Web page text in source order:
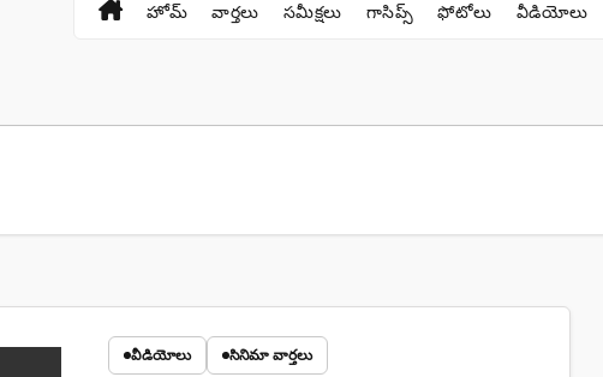
హోమ్ వార్తలు సమీక్షలు గాసిప్స్ ఫోటోలు వీడియోలు
వీడియోలు సినిమా వార్తలు